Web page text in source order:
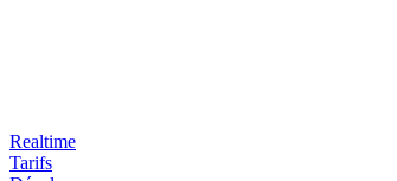
Realtime
Tarifs